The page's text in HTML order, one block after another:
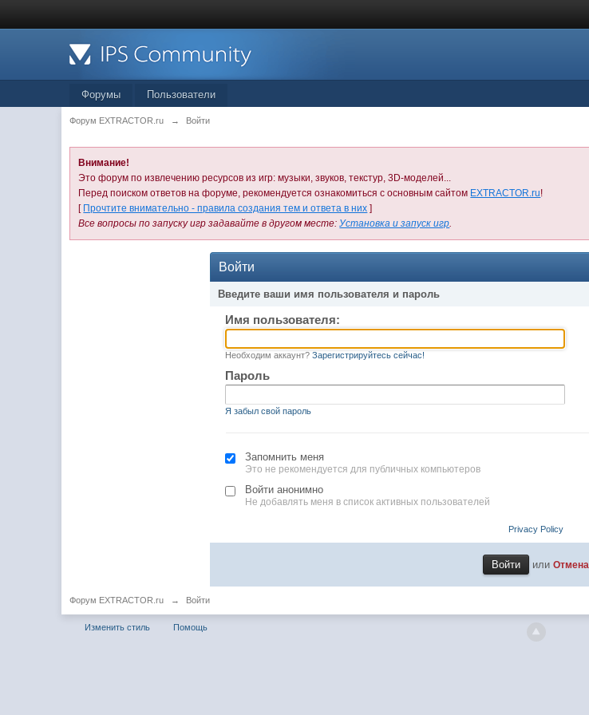
Форумы Пользователи
Форум EXTRACTOR.ru → Войти
Внимание!
Это форум по извлечению ресурсов из игр: музыки, звуков, текстур, 3D-моделей...
Перед поиском ответов на форуме, рекомендуется ознакомиться с основным сайтом EXTRACTOR.ru!
[ Прочтите внимательно - правила создания тем и ответа в них ]
Все вопросы по запуску игр задавайте в другом месте:Установка и запуск игр.
Войти
Введите ваши имя пользователя и пароль
Имя пользователя:
Необходим аккаунт? Зарегистрируйтесь сейчас!
Пароль
Я забыл свой пароль
Запомнить меня
Это не рекомендуется для публичных компьютеров
Войти анонимно
Не добавлять меня в список активных пользователей
Privacy Policy
илиОтмена
Форум EXTRACTOR.ru → Войти
Изменить стиль Помощь